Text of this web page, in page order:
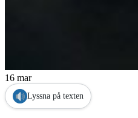
16 mar
Lyssna på texten